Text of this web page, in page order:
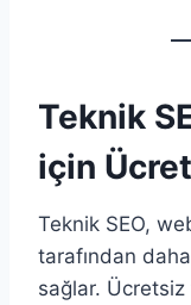
Teknik
için
Teknik SEO,
tarafından daha
sağlar. Ücretsiz